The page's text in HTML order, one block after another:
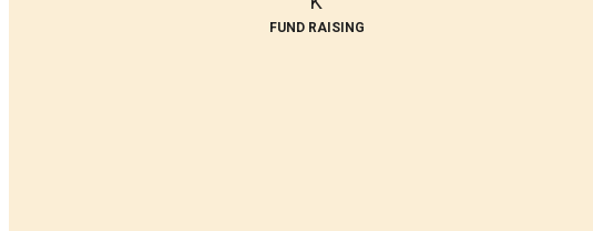
FUND RAISING